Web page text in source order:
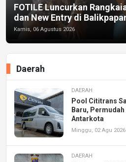
FOTILE Luncurkan
dan New Entry di
Kamis, 06 Agustus 2026
Daerah
DAERAH
Pool Cititrans
Baru,
Antarkota
Minggu, 02 Agu
DAERAH